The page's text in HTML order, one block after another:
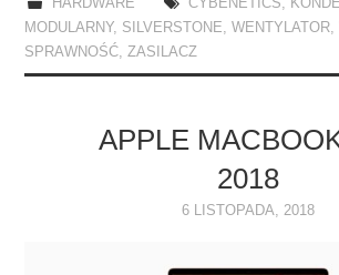
HARDWARE CYBENETICS,
MODULARNY, SILVERSTONE,WENTYLATOR,
SPRAWNOŚĆ,ZASILACZ
APPLE
2018
6 LISTOPADA, 2018